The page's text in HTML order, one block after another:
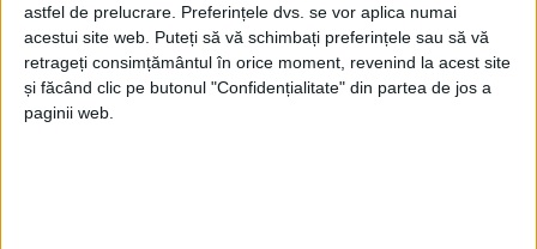
astfel de prelucrare. Preferințele dvs. se vor aplica numai
acestui site web. Puteți să vă schimbați preferințele sau să vă
retrageți consimțământul în orice moment, revenind la acest site
și făcând clic pe butonul "Confidențialitate" din partea de jos a
paginii web.
dacă aveți deasupra voastră și sunteți prea aproape
de un teren suficient de înclinat pentru declanșarea
unor avalanșe. Ture frumoase și sigure!”.